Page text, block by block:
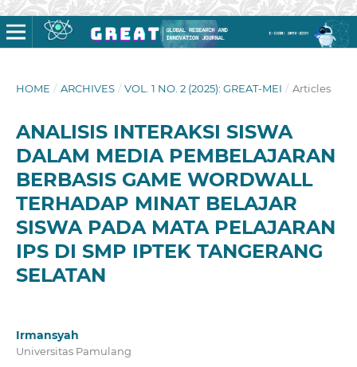
HOME / ARCHIVES / VOL. 1 NO. 2 (2025): GREAT-MEI / Articles
ANALISIS INTERAKSI SISWA
DALAM MEDIA PEMBELAJARAN
BERBASIS GAME WORDWALL
TERHADAP MINAT BELAJAR
SISWA PADA MATA PELAJARAN
IPS DI SMP IPTEK TANGERANG
SELATAN
Irmansyah
Universitas Pamulang